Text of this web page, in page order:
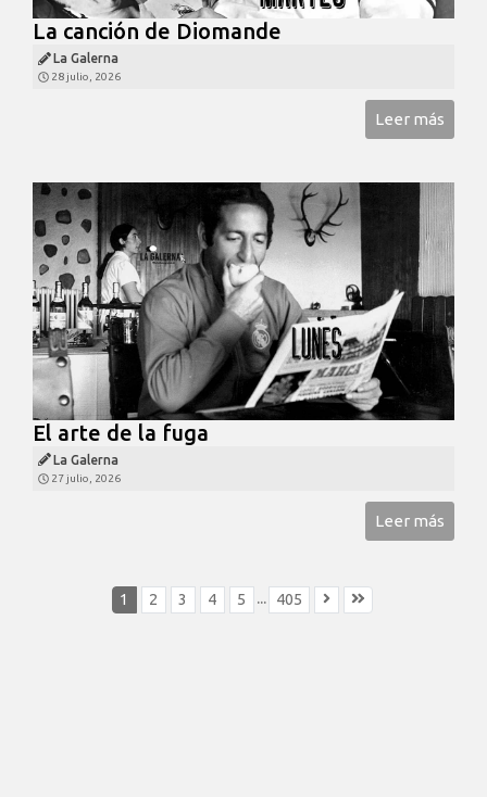
La canción de Diomande
La Galerna
28 julio, 2026
Leer más
El arte de la fuga
La Galerna
27 julio, 2026
Leer más
1 2 3 4 5 405